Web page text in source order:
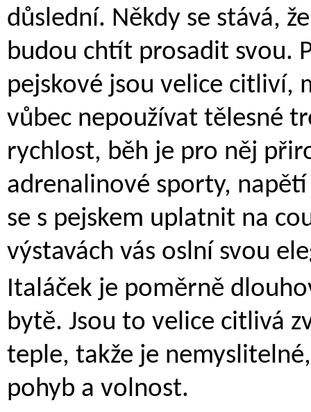
důslední. Někdy se stává,
budou chtít prosadit svou.
pejskové jsou velice citliví,
vůbec nepoužívat tělesné
rychlost, běh je pro něj
adrenalinové sporty,
se s pejskem uplatnit na
výstavách vás oslní svou
Italáček je poměrně
bytě. Jsou to velice citlivá
teple, takže je
pohyb a volnost.